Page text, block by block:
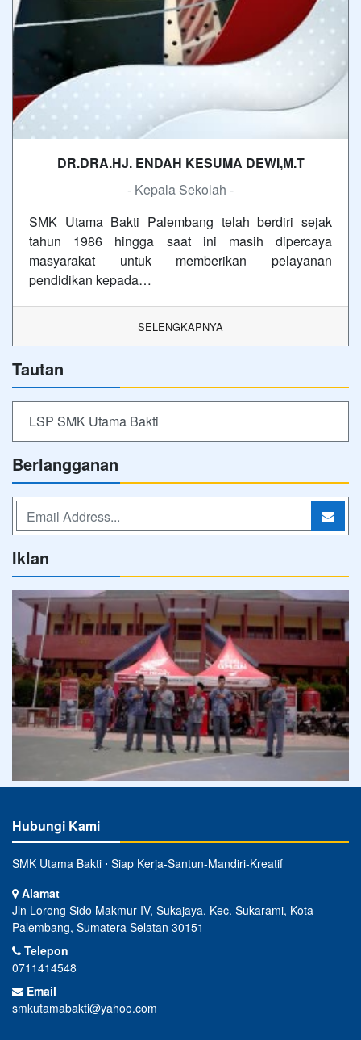
DR.DRA.HJ. ENDAH KESUMA DEWI,M.T
- Kepala Sekolah -
SMK Utama Bakti Palembang telah berdiri sejak
tahun 1986 hingga saat ini masih dipercaya
masyarakat untuk memberikan pelayanan
pendidikan kepada…
SELENGKAPNYA
Tautan
LSP SMK Utama Bakti
Berlangganan
Iklan
Hubungi Kami
SMK Utama Bakti ⋅ Siap Kerja-Santun-Mandiri-Kreatif
Alamat
Jln Lorong Sido Makmur IV, Sukajaya, Kec. Sukarami, Kota
Palembang, Sumatera Selatan 30151
Telepon
0711414548
Email
smkutamabakti@yahoo.com